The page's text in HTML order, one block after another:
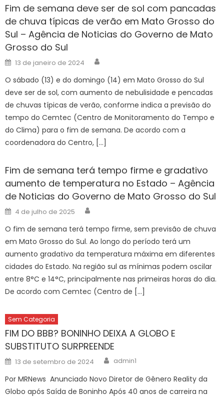
Fim de semana deve ser de sol com pancadas
de chuva típicas de verão em Mato Grosso do
Sul – Agência de Noticias do Governo de Mato
Grosso do Sul
Posted
on
13 de janeiro de 2024
O sábado (13) e do domingo (14) em Mato Grosso do Sul
deve ser de sol, com aumento de nebulisidade e pencadas
de chuvas típicas de verão, conforme indica a previsão do
tempo do Cemtec (Centro de Monitoramento do Tempo e
do Clima) para o fim de semana. De acordo com a
coordenadora do Centro, […]
Fim de semana terá tempo firme e gradativo
aumento de temperatura no Estado – Agência
de Noticias do Governo de Mato Grosso do Sul
Posted
on
4 de julho de 2025
O fim de semana terá tempo firme, sem previsão de chuva
em Mato Grosso do Sul. Ao longo do período terá um
aumento gradativo da temperatura máxima em diferentes
cidades do Estado. Na região sul as mínimas podem oscilar
entre 8°C e 14°C, principalmente nas primeiras horas do dia.
De acordo com Cemtec (Centro de […]
Sem Categoria
FIM DO BBB? BONINHO DEIXA A GLOBO E
SUBSTITUTO SURPREENDE
Posted
on
13 de setembro de 2024 Author
admin1
Por MRNews Anunciado Novo Diretor de Gênero Reality da
Globo após Saída de Boninho Após 40 anos de carreira na